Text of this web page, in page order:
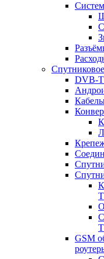
DVB-
GSM